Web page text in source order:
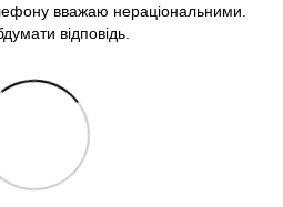
вважаю нераціональними.
відповідь.